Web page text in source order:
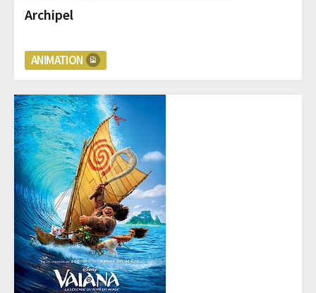
Archipel
ANIMATION